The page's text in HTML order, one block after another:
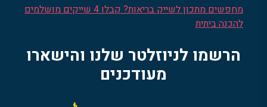
מחפשים מתכון לשייק בריאות? קבלו 4 שייקים מושלמים
להכנה ביתית
הרשמו לניוזלטר שלנו והישארו
מעודכנים